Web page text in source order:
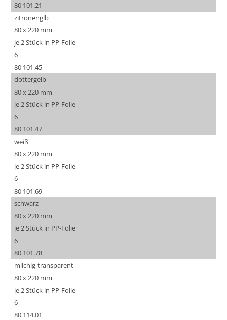
80 101.21
zitronenglb
80 x 220 mm
je 2 Stück in PP-Folie
6
80 101.45
dottergelb
80 x 220 mm
je 2 Stück in PP-Folie
6
80 101.47
weiß
80 x 220 mm
je 2 Stück in PP-Folie
6
80 101.69
schwarz
80 x 220 mm
je 2 Stück in PP-Folie
6
80 101.78
milchig-transparent
80 x 220 mm
je 2 Stück in PP-Folie
6
80 114.01